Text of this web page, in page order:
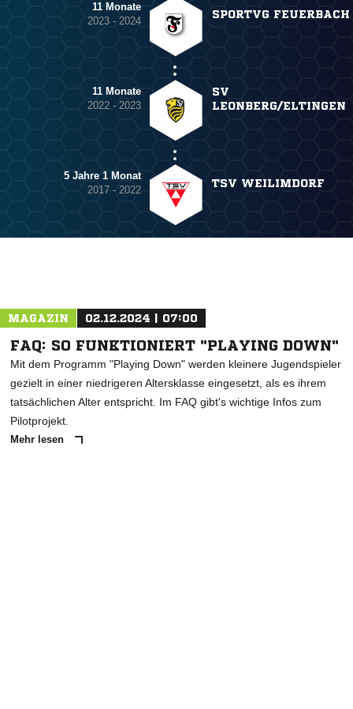
11 Monate
2023 - 2024
SPORTVG FEUERBACH
11 Monate
2022 - 2023
SV
LEONBERG/ELTINGEN
5 Jahre 1 Monat
2017 - 2022
TSV WEILIMDORF
MAGAZIN 02.12.2024 | 07:00
FAQ: SO FUNKTIONIERT "PLAYING DOWN"
Mit dem Programm "Playing Down" werden kleinere Jugendspieler
gezielt in einer niedrigeren Altersklasse eingesetzt, als es ihrem
tatsächlichen Alter entspricht. Im FAQ gibt's wichtige Infos zum
Pilotprojekt.
Mehr lesen